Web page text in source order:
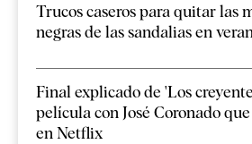
Trucos caseros para quitar las
negras de las sandalias en
Final explicado de 'Los
película con José Coronado
en Netflix